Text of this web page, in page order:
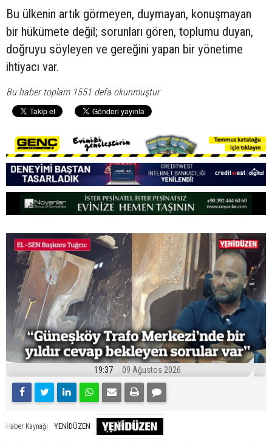
Bu ülkenin artık görmeyen, duymayan, konuşmayan
bir hükümete değil; sorunları gören, toplumu duyan,
doğruyu söyleyen ve gereğini yapan bir yönetime
ihtiyacı var.
Bu haber toplam 1551 defa okunmuştur
19:37 09 Ağustos 2026
Haber Kaynağı YENİDÜZEN